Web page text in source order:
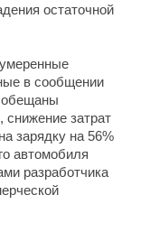
остаточной
в сообщении
обещаны
снижение затрат
зарядку на 56%
автомобиля
разработчика